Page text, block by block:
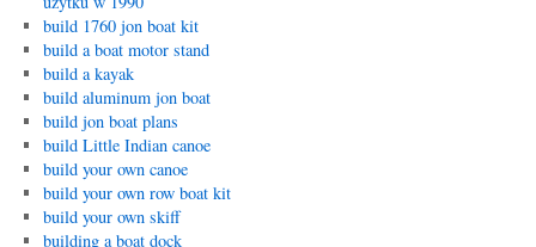
build 1760 jon boat kit
build a boat motor stand
build a kayak
build aluminum jon boat
build jon boat plans
build Little Indian canoe
build your own canoe
build your own row boat kit
build your own skiff
building a boat dock